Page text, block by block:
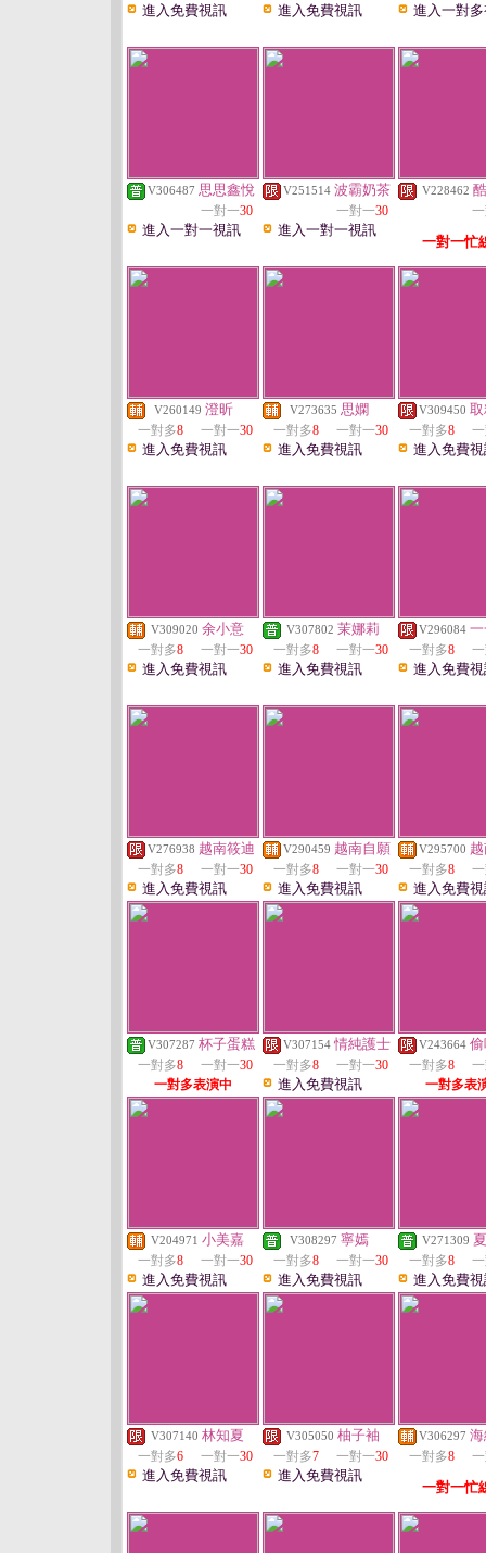
進入免費視訊 進入免費視訊 進入一對
V306487 思思鑫悅
一對一30
進入一對一視訊
V251514 波霸奶茶
一對一30
進入一對一視訊
V228462
一對一忙
V260149 澄昕
一對多8 一對一30
進入免費視訊
V273635 思嫻
一對多8 一對一30
進入免費視訊
V309450
一對多8
進入免費
V309020 余小意
一對多8 一對一30
進入免費視訊
V307802 茉娜莉
一對多8 一對一30
進入免費視訊
V296084
一對多8
進入免費
V276938 越南筱迪
一對多8 一對一30
進入免費視訊
V290459 越南自願
一對多8 一對一30
進入免費視訊
V295700
一對多8
進入免費
V307287 杯子蛋糕
一對多8 一對一30
一對多表演中
V307154 情純護士
一對多8 一對一30
進入免費視訊
V243664
一對多8
一對多表
V204971 小美嘉
一對多8 一對一30
進入免費視訊
V308297 寧嫣
一對多8 一對一30
進入免費視訊
V271309
一對多8
進入免費
V307140 林知夏
一對多6 一對一30
進入免費視訊
V305050 柚子袖
一對多7 一對一30
進入免費視訊
V306297
一對多8
一對一忙